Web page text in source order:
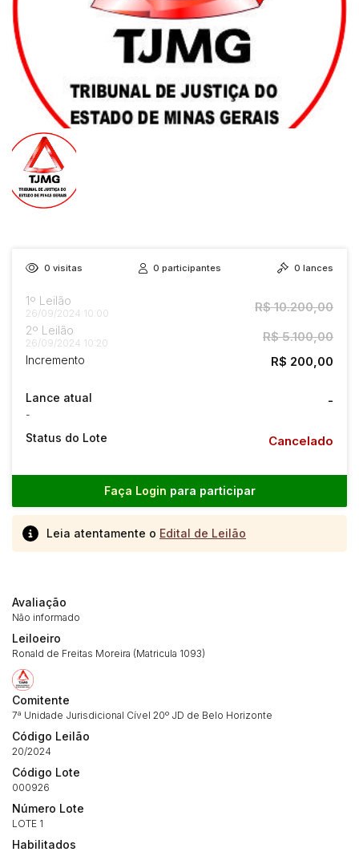
0 visitas 0 participantes 0 lances
1º Leilão
26/09/2024 10:00 R$ 10.200,00
2º Leilão
26/09/2024 10:20 R$ 5.100,00
Incremento R$ 200,00
Lance atual
-
-
Status do Lote Cancelado
Faça Login para participar
Leia atentamente o Edital de Leilão
Avaliação
Não informado
Leiloeiro
Ronald de Freitas Moreira (Matricula 1093)
Comitente
7ª Unidade Jurisdicional Cível 20º JD de Belo Horizonte
Código Leilão
20/2024
Código Lote
000926
Número Lote
LOTE 1
Habilitados
Envie sua Proposta
14/04/2025 18:43:11 TIAGOFELIPE
Clique aqui para fazer login
Habilite-se para efetuar lances ou